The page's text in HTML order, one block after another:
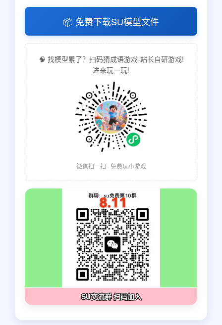
📦 免费下载SU模型文件
🧠 找模型累了？扫码猜成语游戏-站长自研游戏!
进来玩一玩!
微信扫一扫 · 免费玩小游戏
SU交流群 扫码加入